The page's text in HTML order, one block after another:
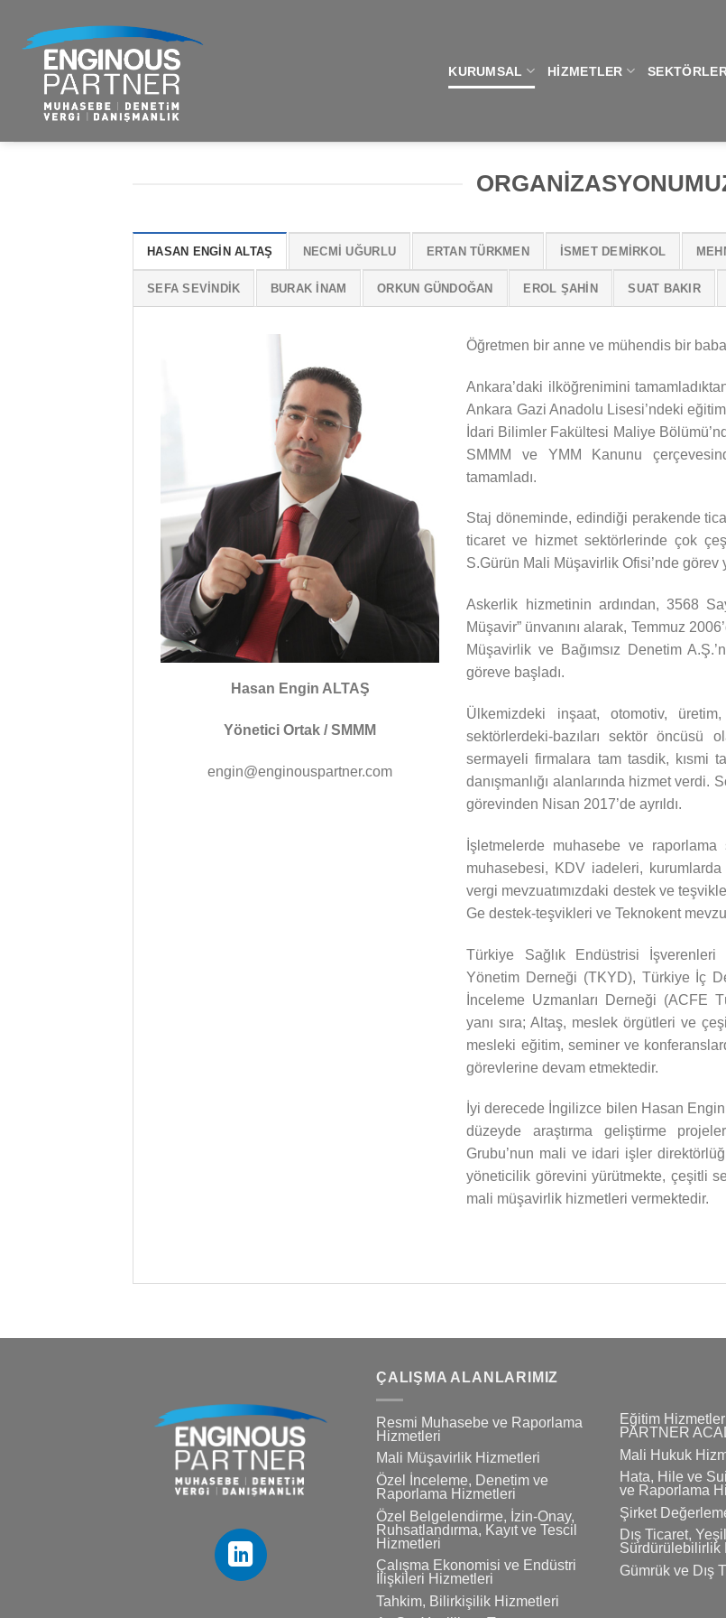
KURUMSAL HIZMETLER
HASAN ENGIN ALTAŞ NECMI UĞURLU ERTAN TÜRKMEN İSMET DEMİRKOL
SEFA SEVİNDİK BURAK İNAM ORKUN GÜNDOĞAN EROL ŞAHIN SUAT BAKIR
Hasan Engin ALTAŞ
Yönetici Ortak / SMMM
engin@enginouspartner.com
Öğretmen bir anne ve mühendis bir
Ankara’daki ilköğrenimini
Ankara Gazi Anadolu Lisesi’ndeki
İdari Bilimler Fakültesi Maliye
SMMM ve YMM Kanunu
tamamladı.
Staj döneminde, edindiği perakende
ticaret ve hizmet sektörlerinde çok
S.Gürün Mali Müşavirlik Ofisi’nde görev
Askerlik hizmetinin ardından, 3568
Müşavir” ünvanını alarak, Temmuz
Müşavirlik ve Bağımsız Denetim
göreve başladı.
Ülkemizdeki inşaat, otomotiv,
sektörlerdeki-bazıları sektör öncüsü
sermayeli firmalara tam tasdik, kısmi
danışmanlığı alanlarında hizmet verdi.
görevinden Nisan 2017’de ayrıldı.
İşletmelerde muhasebe ve
muhasebesi, KDV iadeleri,
vergi mevzuatımızdaki destek ve
Ge destek-teşvikleri ve Teknokent
Türkiye Sağlık Endüstrisi
Yönetim Derneği (TKYD), Türkiye İç
İnceleme Uzmanları Derneği (ACFE
yanı sıra; Altaş, meslek örgütleri ve
mesleki eğitim, seminer ve
görevlerine devam etmektedir.
İyi derecede İngilizce bilen Hasan
düzeyde araştırma geliştirme
Grubu’nun mali ve idari işler
yöneticilik görevini yürütmekte, çeşitli
mali müşavirlik hizmetleri vermektedir.
ÇALIŞMA ALANLARIMIZ
Resmi Muhasebe ve Raporlama
Hizmetleri
Mali Müşavirlik Hizmetleri
Özel İnceleme, Denetim ve
Raporlama Hizmetleri
Özel Belgelendirme, İzin-Onay,
Ruhsatlandırma, Kayıt ve Tescil
Hizmetleri
Çalışma Ekonomisi ve Endüstri
İlişkileri Hizmetleri
Tahkim, Bilirkişilik Hizmetleri
Eğitim
PARTNER
Mali Hukuk
Hata, Hile ve
ve Raporlama
Şirket
Dış Ticaret,
Sürdürülebilirlik
Gümrük ve Dış